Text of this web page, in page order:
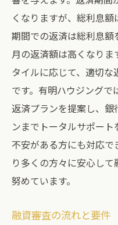
くなりますが、総利息
期間での返済は総利息
月の返済額は高くなり
タイルに応じて、適切
です。有明ハウジング
返済プランを提案し、銀
ンまでトータルサポー
不安がある方にも対応
り多くの方々に安心し
努めています。
融資審査の流れと要件